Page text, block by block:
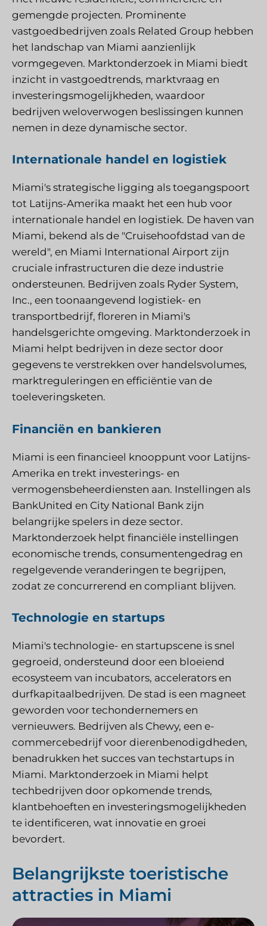
gemengde projecten. Prominente
vastgoedbedrijven zoals Related Group hebben
het landschap van Miami aanzienlijk
vormgegeven. Marktonderzoek in Miami biedt
inzicht in vastgoedtrends, marktvraag en
investeringsmogelijkheden, waardoor
bedrijven weloverwogen beslissingen kunnen
nemen in deze dynamische sector.
Internationale handel en logistiek
Miami's strategische ligging als toegangspoort
tot Latijns-Amerika maakt het een hub voor
internationale handel en logistiek. De haven van
Miami, bekend als de "Cruisehoofdstad van de
wereld", en Miami International Airport zijn
cruciale infrastructuren die deze industrie
ondersteunen. Bedrijven zoals Ryder System,
Inc., een toonaangevend logistiek- en
transportbedrijf, floreren in Miami's
handelsgerichte omgeving. Marktonderzoek in
Miami helpt bedrijven in deze sector door
gegevens te verstrekken over handelsvolumes,
marktreguleringen en efficiëntie van de
toeleveringsketen.
Financiën en bankieren
Miami is een financieel knooppunt voor Latijns-
Amerika en trekt investerings- en
vermogensbeheerdiensten aan. Instellingen als
BankUnited en City National Bank zijn
belangrijke spelers in deze sector.
Marktonderzoek helpt financiële instellingen
economische trends, consumentengedrag en
regelgevende veranderingen te begrijpen,
zodat ze concurrerend en compliant blijven.
Technologie en startups
Miami's technologie- en startupscene is snel
gegroeid, ondersteund door een bloeiend
ecosysteem van incubators, accelerators en
durfkapitaalbedrijven. De stad is een magneet
geworden voor techondernemers en
vernieuwers. Bedrijven als Chewy, een e-
commercebedrijf voor dierenbenodigdheden,
benadrukken het succes van techstartups in
Miami. Marktonderzoek in Miami helpt
techbedrijven door opkomende trends,
klantbehoeften en investeringsmogelijkheden
te identificeren, wat innovatie en groei
bevordert.
Belangrijkste toeristische
attracties in Miami